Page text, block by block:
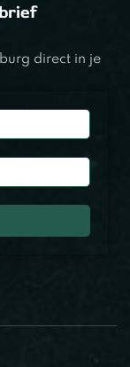
direct in je